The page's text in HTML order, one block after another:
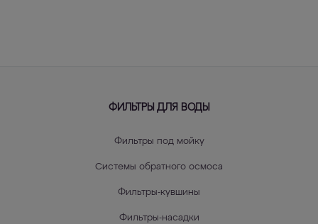
ФИЛЬТРЫ ДЛЯ ВОДЫ
Фильтры под мойку
Системы обратного осмоса
Фильтры-кувшины
Фильтры-насадки